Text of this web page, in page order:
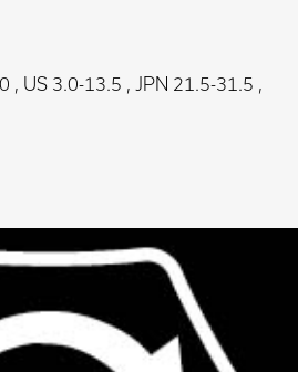
, US 3.0-13.5 , JPN 21.5-31.5 ,